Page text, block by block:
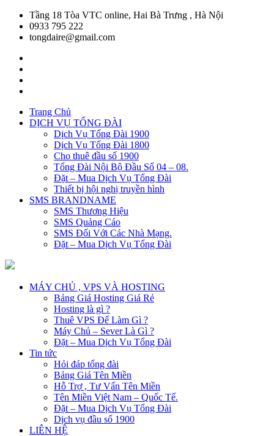
Tầng 18 Tòa VTC online, Hai Bà Trưng , Hà Nội
0933 795 222
tongdaire@gmail.com
Trang Chủ
DỊCH VỤ TỔNG ĐÀI
Dịch Vụ Tổng Đài 1900
Dịch Vụ Tổng Đài 1800
Cho thuê đầu số 1900
Tổng Đài Nội Bộ Đầu Số 04 – 08.
Đặt – Mua Dịch Vụ Tổng Đài
Thiết bị hội nghị truyền hình
SMS BRANDNAME
SMS Thương Hiệu
SMS Quảng Cáo
SMS Đối Với Các Nhà Mạng.
Đặt – Mua Dịch Vụ Tổng Đài
MÁY CHỦ , VPS VÀ HOSTING
Bảng Giá Hosting Giá Rẻ
Hosting là gì ?
Thuê VPS Để Làm Gì ?
Máy Chủ – Sever Là Gì ?
Đặt – Mua Dịch Vụ Tổng Đài
Tin tức
Hỏi đáp tổng đài
Bảng Giá Tên Miền
Hỗ Trợ , Tư Vấn Tên Miền
Tên Miền Việt Nam – Quốc Tế.
Đặt – Mua Dịch Vụ Tổng Đài
Dịch vụ đầu số 1900
LIÊN HỆ